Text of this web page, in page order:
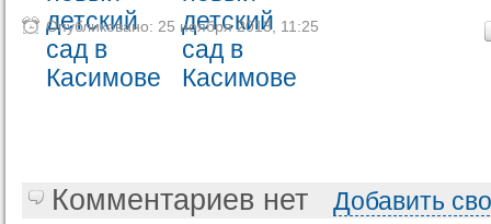
Опубликовано: 25 ноября 2013, 11:25
Комментариев нет Добавить